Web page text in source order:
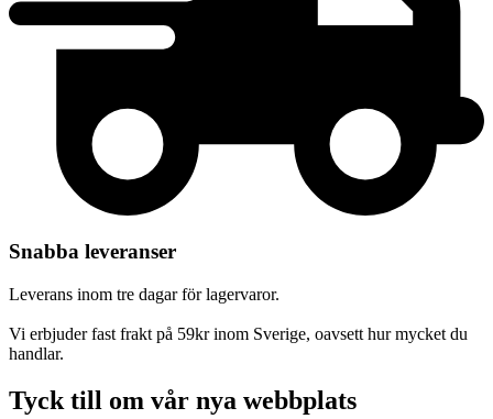
Snabba leveranser
Leverans inom tre dagar för lagervaror.
Vi erbjuder fast frakt på 59kr inom Sverige, oavsett hur mycket du
handlar.
Tyck till om vår nya webbplats